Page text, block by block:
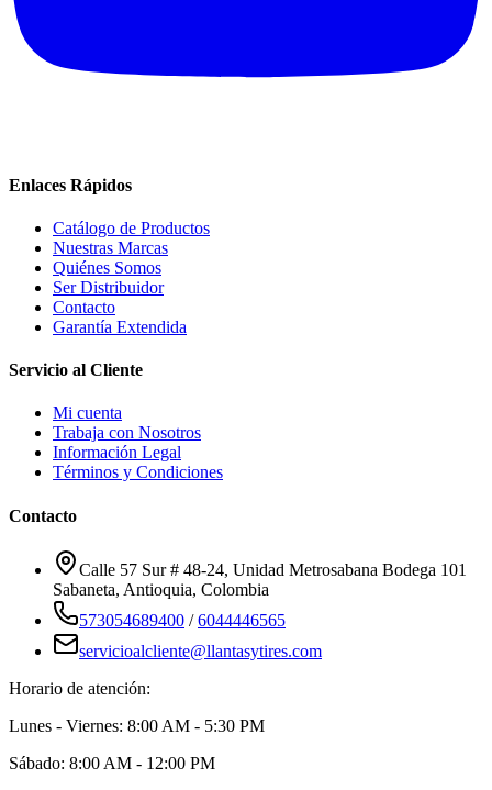
Enlaces Rápidos
Catálogo de Productos
Nuestras Marcas
Quiénes Somos
Ser Distribuidor
Contacto
Garantía Extendida
Servicio al Cliente
Mi cuenta
Trabaja con Nosotros
Información Legal
Términos y Condiciones
Contacto
Calle 57 Sur # 48-24, Unidad Metrosabana Bodega 101
Sabaneta, Antioquia, Colombia
573054689400 /6044446565
servicioalcliente@llantasytires.com
Horario de atención:
Lunes - Viernes: 8:00 AM - 5:30 PM
Sábado: 8:00 AM - 12:00 PM